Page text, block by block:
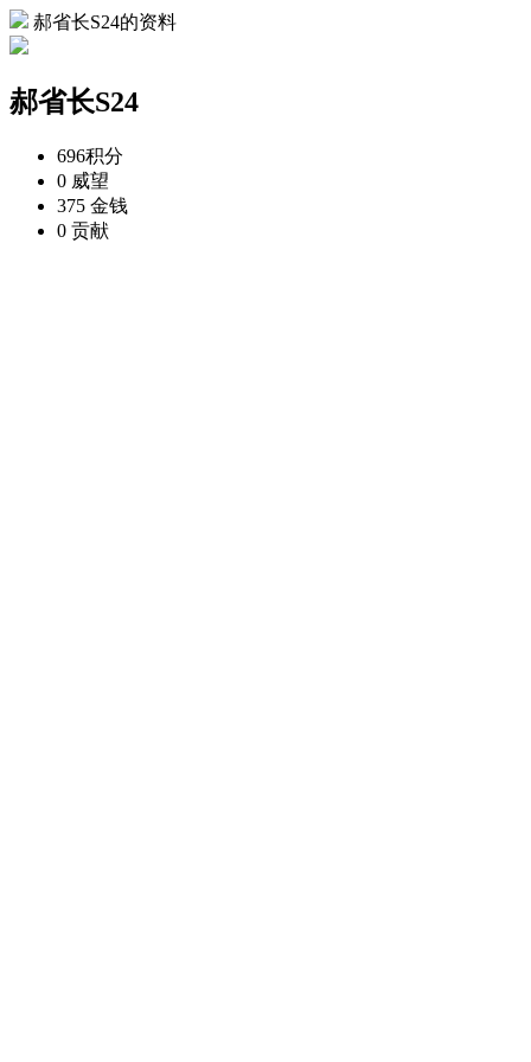
郝省长S24的资料
郝省长S24
696积分
0 威望
375 金钱
0 贡献